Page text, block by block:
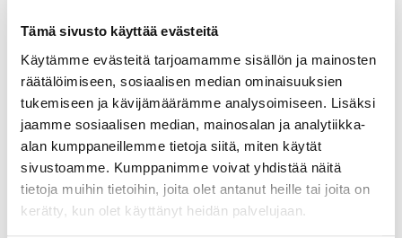
Tämä sivusto käyttää evästeitä
Käytämme evästeitä tarjoamamme sisällön ja mainosten
räätälöimiseen, sosiaalisen median ominaisuuksien
tukemiseen ja kävijämäärämme analysoimiseen. Lisäksi
jaamme sosiaalisen median, mainosalan ja analytiikka-
alan kumppaneillemme tietoja siitä, miten käytät
sivustoamme. Kumppanimme voivat yhdistää näitä
tietoja muihin tietoihin, joita olet antanut heille tai joita on
kerätty, kun olet käyttänyt heidän palvelujaan.
Poistomyynti kirjaston aukioloaikana